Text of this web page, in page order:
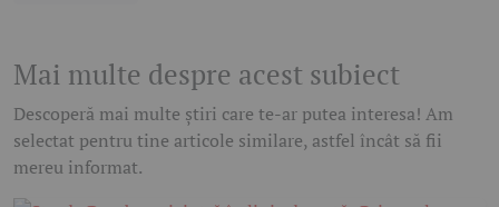
Mai multe despre acest subiect
Descoperă mai multe știri care te-ar putea interesa! Am
selectat pentru tine articole similare, astfel încât să fii
mereu informat.